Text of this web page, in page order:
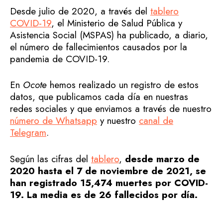
Desde julio de 2020, a través del tablero
COVID-19, el Ministerio de Salud Pública y
Asistencia Social (MSPAS) ha publicado, a diario,
el número de fallecimientos causados por la
pandemia de COVID-19.
En Ocote hemos realizado un registro de estos
datos, que publicamos cada día en nuestras
redes sociales y que enviamos a través de nuestro
número de Whatsapp y nuestro canal de
Telegram.
Según las cifras del tablero, desde marzo de
2020 hasta el 7 de noviembre de 2021, se
han registrado 15,474 muertes por COVID-
19. La media es de 26 fallecidos por día.